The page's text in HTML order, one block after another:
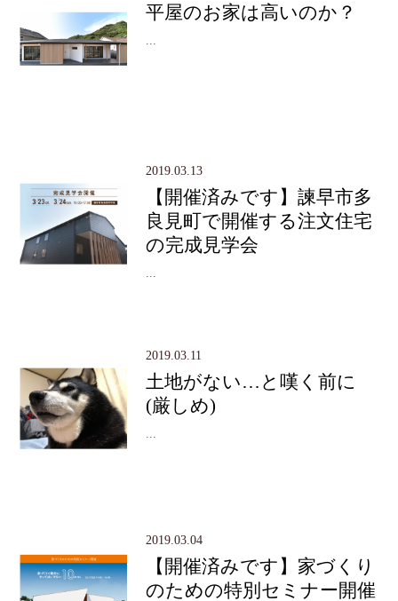
平屋のお家は高いのか？
2019.03.13
【開催済みです】諫早市多
良見町で開催する注文住宅
の完成見学会
2019.03.11
土地がない…と嘆く前に
(厳しめ)
2019.03.04
【開催済みです】家づくり
のための特別セミナー開催